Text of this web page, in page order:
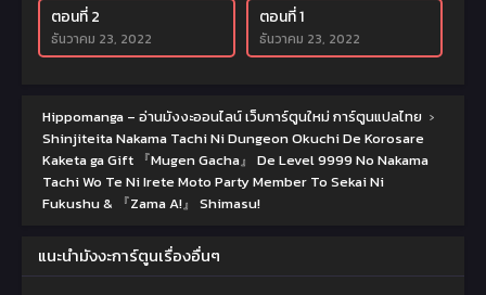
ตอนที่ 2
ธันวาคม 23, 2022
ตอนที่ 1
ธันวาคม 23, 2022
Hippomanga – อ่านมังงะออนไลน์ เว็บการ์ตูนใหม่ การ์ตูนแปลไทย ›
Shinjiteita Nakama Tachi Ni Dungeon Okuchi De Korosare
Kaketa ga Gift 『Mugen Gacha』 De Level 9999 No Nakama
Tachi Wo Te Ni Irete Moto Party Member To Sekai Ni
Fukushu & 『Zama A!』 Shimasu!
แนะนำมังงะการ์ตูนเรื่องอื่นๆ